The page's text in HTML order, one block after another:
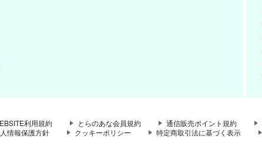
利用規約 とらのあな会員規約 通信販売ポイント規約
情報保護方針
クッキーポリシー 特定商取引法に基づく表示